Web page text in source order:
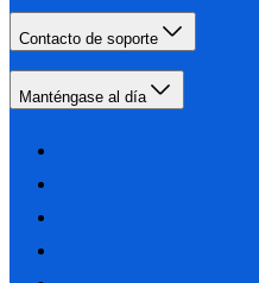
Contacto de soporte
Manténgase al día